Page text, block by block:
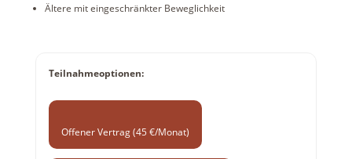
Ältere mit eingeschränkter Beweglichkeit
Teilnahmeoptionen:
Offener Vertrag (45 €/Monat)